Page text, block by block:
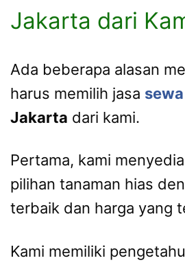
Jakarta dari
Ada beberapa alasan
harus memilih jasa
Jakarta dari kami.
Pertama, kami
pilihan tanaman hias
terbaik dan harga yang
Kami memiliki